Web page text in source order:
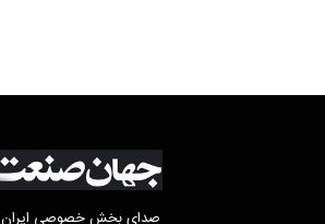
صدای بخش خصوصی ایران